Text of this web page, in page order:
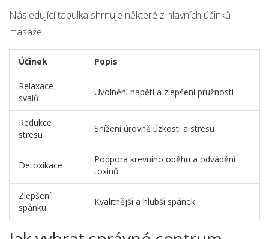
Následující tabulka shrnuje některé z hlavních účinků
masáže:
Účinek Popis
Relaxace
svalů
Uvolnění napětí a zlepšení pružnosti
Redukce
stresu
Snížení úrovně úzkosti a stresu
Detoxikace
Podpora krevního oběhu a odvádění
toxinů
Zlepšení
spánku
Kvalitnější a hlubší spánek